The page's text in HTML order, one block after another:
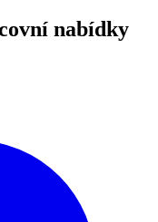
nabídky